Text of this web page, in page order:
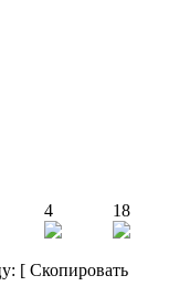
4 18
[ Скопировать